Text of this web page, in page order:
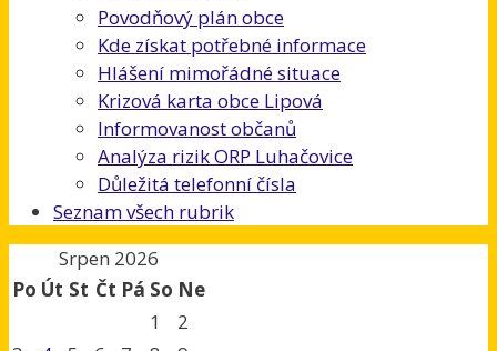
Povodňový plán obce
Kde získat potřebné informace
Hlášení mimořádné situace
Krizová karta obce Lipová
Informovanost občanů
Analýza rizik ORP Luhačovice
Důležitá telefonní čísla
Seznam všech rubrik
Srpen 2026
Po Út St Čt Pá So Ne
1
2